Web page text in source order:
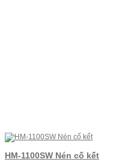
HM-1100SW Nén cố kết